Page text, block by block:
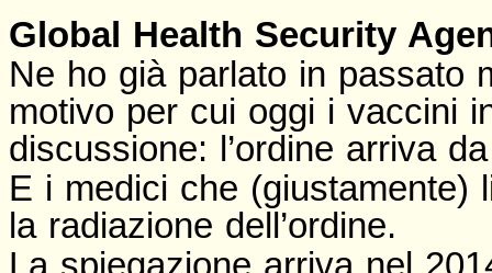
Global Health Security
Ne ho già parlato in passato
motivo per cui oggi i vaccini
discussione: l’ordine arriva
E i medici che (giustamente)
la radiazione dell’ordine.
La spiegazione arriva nel